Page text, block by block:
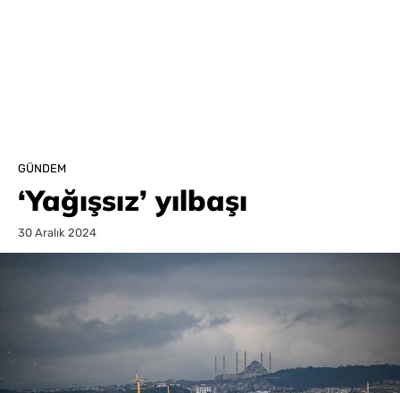
GÜNDEM
‘Yağışsız’ yılbaşı
30 Aralık 2024